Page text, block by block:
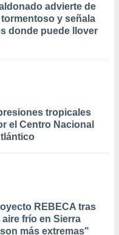
advierte de
y señala
donde puede llover
tropicales
el Centro Nacional
REBECA tras
frío en Sierra
más extremas"